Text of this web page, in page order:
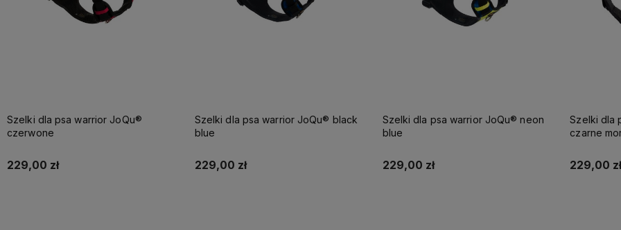
Szelki dla psa warrior JoQu®
czerwone
229,00 zł
Szelki dla psa warrior JoQu® black
blue
229,00 zł
Szelki dla psa warrior JoQu® neon
blue
229,00 zł
Szelki dla
czarne
229,00